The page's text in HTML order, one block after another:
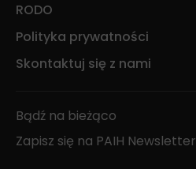
RODO
Polityka prywatności
Skontaktuj się z nami
Bądź na bieżąco
Zapisz się na PAIH Newsletter